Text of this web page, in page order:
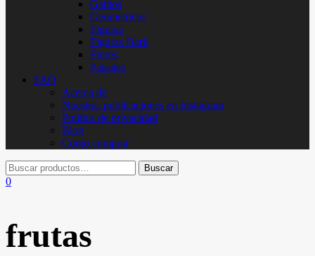
Gatitos
Geometricos
Figuras
Figuras Dark
Flores
Paisajes
FAQ
Acerca de
Nuestras publicaciones en Instagram
Politica de privacidad
Blog
Como comprar
0
frutas